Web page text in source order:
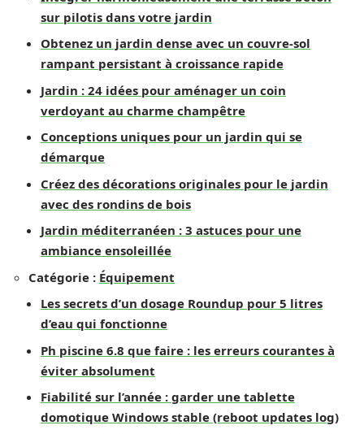
sur pilotis dans votre jardin
Obtenez un jardin dense avec un couvre-sol
rampant persistant à croissance rapide
Jardin : 24 idées pour aménager un coin
verdoyant au charme champêtre
Conceptions uniques pour un jardin qui se
démarque
Créez des décorations originales pour le jardin
avec des rondins de bois
Jardin méditerranéen : 3 astuces pour une
ambiance ensoleillée
Catégorie : Équipement
Les secrets d’un dosage Roundup pour 5 litres
d’eau qui fonctionne
Ph piscine 6.8 que faire : les erreurs courantes à
éviter absolument
Fiabilité sur l’année : garder une tablette
domotique Windows stable (reboot updates log)